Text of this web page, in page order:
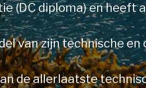
(DC diploma) en heeft
van zijn technische
de allerlaatste